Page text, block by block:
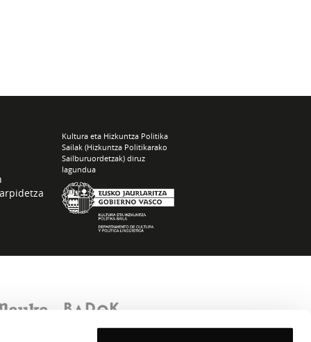
Kultura eta Hizkuntza Politika
Sailak (Hizkuntza Politikarako
Sailburuordetzak) diruz
lagundua